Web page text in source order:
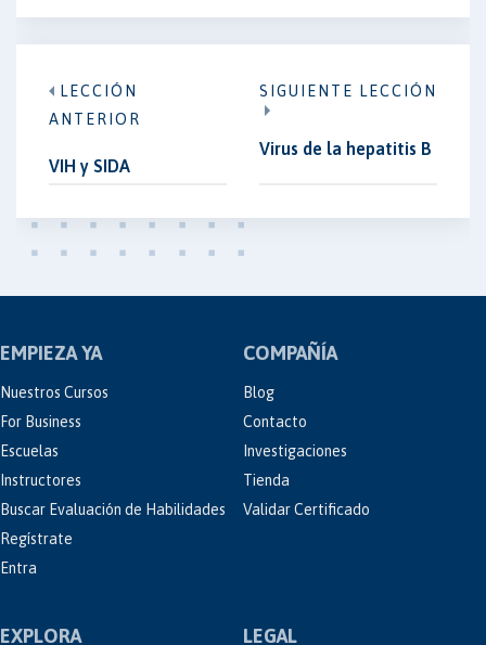
LECCIÓN
ANTERIOR
VIH y SIDA
SIGUIENTE LECCIÓN
Virus de la hepatitis B
EMPIEZA YA
Nuestros Cursos
For Business
Escuelas
Instructores
Buscar Evaluación de Habilidades
Regístrate
Entra
COMPAÑÍA
Blog
Contacto
Investigaciones
Tienda
Validar Certificado
EXPLORA LEGAL